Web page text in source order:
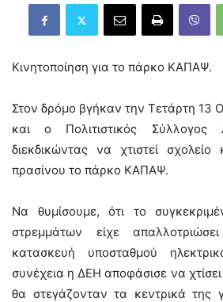
Κινητοποίηση για το πάρκο ΚΑΠΑΨ.
Στον δρόμο βγήκαν την Τετάρτη 13
και ο Πολιτιστικός Σύλλογος
διεκδικώντας να χτιστεί
πρασίνου το πάρκο ΚΑΠΑΨ.
Να θυμίσουμε, ότι το
στρεμμάτων είχε
κατασκευή υποσταθμού
συνέχεια η ΔΕΗ αποφάσισε να
θα στεγάζονταν τα κεντρικά της